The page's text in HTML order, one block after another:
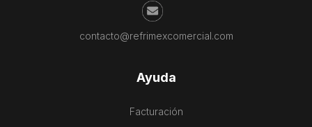
contacto@refrimexcomercial.com
Ayuda
Facturación